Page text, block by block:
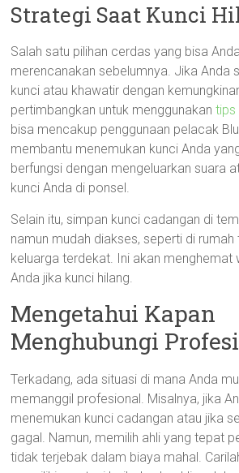
Strategi Saat Kunci
Salah satu pilihan cerdas yang bisa
merencanakan sebelumnya. Jika Anda
kunci atau khawatir dengan
pertimbangkan untuk menggunakantips
bisa mencakup penggunaan pelacak
membantu menemukan kunci Anda
berfungsi dengan mengeluarkan suara
kunci Anda di ponsel.
Selain itu, simpan kunci cadangan di
namun mudah diakses, seperti di rumah
keluarga terdekat. Ini akan menghemat
Anda jika kunci hilang.
Mengetahui Kapan
Menghubungi
Terkadang, ada situasi di mana Anda
memanggil profesional. Misalnya, jika
menemukan kunci cadangan atau jika
gagal. Namun, memilih ahli yang tepat
tidak terjebak dalam biaya mahal.